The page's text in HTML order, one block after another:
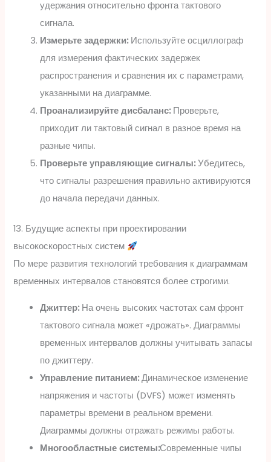
удержания относительно фронта тактового
сигнала.
Измерьте задержки:Используйте осциллограф
для измерения фактических задержек
распространения и сравнения их с параметрами,
указанными на диаграмме.
Проанализируйте дисбаланс:Проверьте,
приходит ли тактовый сигнал в разное время на
разные чипы.
Проверьте управляющие сигналы:Убедитесь,
что сигналы разрешения правильно активируются
до начала передачи данных.
13. Будущие аспекты при проектировании
высокоскоростных систем
По мере развития технологий требования к диаграммам
временных интервалов становятся более строгими.
Джиттер:На очень высоких частотах сам фронт
тактового сигнала может «дрожать». Диаграммы
временных интервалов должны учитывать запасы
по джиттеру.
Управление питанием:Динамическое изменение
напряжения и частоты (DVFS) может изменять
параметры времени в реальном времени.
Диаграммы должны отражать режимы работы.
Многообластные системы:Современные чипы